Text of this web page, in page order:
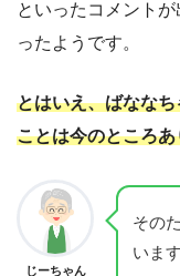
といったコメント
ったようです。
とはいえ、ばなな
ことは今のところ
じーちゃん
その
いま